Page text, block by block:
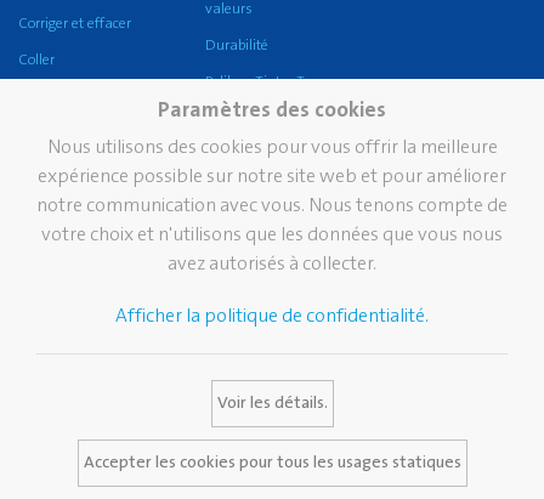
Corriger et effacer
Coller
griffix®
Pelikan eco
Écriture professionnelle
valeurs
Durabilité
Pelikan TintenTurm
Services
Media Database
FAQ
Contact
Paramètres des cookies
Nous utilisons des cookies pour vous offrir la meilleure
expérience possible sur notre site web et pour améliorer
notre communication avec vous. Nous tenons compte de
votre choix et n'utilisons que les données que vous nous
avez autorisés à collecter.
Afficher la politique de confidentialité.
Voir les détails.
Accepter les cookies pour tous les usages statiques